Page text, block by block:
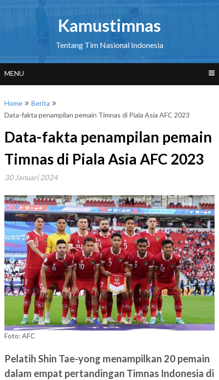
Kamustimnas
Tentang Tim Nasional Indonesia
MENU
Home
Berita
Data-fakta penampilan pemain Timnas di Piala Asia AFC 2023
Data-fakta penampilan pemain
Timnas di Piala Asia AFC 2023
30 Januari 2024
Foto: AFC
Pelatih Shin Tae-yong menampilkan 20 pemain
dalam empat pertandingan Timnas Indonesia di